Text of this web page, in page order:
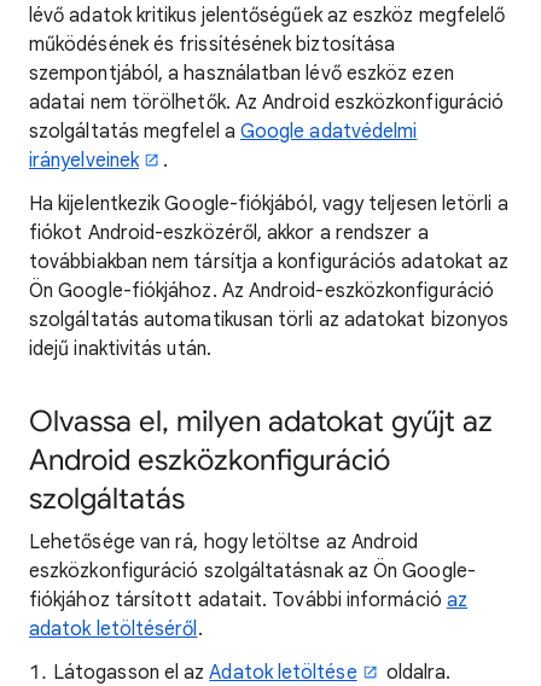
lévő adatok kritikus jelentőségűek az eszköz megfelelő
működésének és frissítésének biztosítása
szempontjából, a használatban lévő eszköz ezen
adatai nem törölhetők. Az Android eszközkonfiguráció
szolgáltatás megfelel a Google adatvédelmi
irányelveinek
.
Ha kijelentkezik Google-fiókjából, vagy teljesen letörli a
fiókot Android-eszközéről, akkor a rendszer a
továbbiakban nem társítja a konfigurációs adatokat az
Ön Google-fiókjához. Az Android-eszközkonfiguráció
szolgáltatás automatikusan törli az adatokat bizonyos
idejű inaktivitás után.
Olvassa el, milyen adatokat gyűjt az
Android eszközkonfiguráció
szolgáltatás
Lehetősége van rá, hogy letöltse az Android
eszközkonfiguráció szolgáltatásnak az Ön Google-
fiókjához társított adatait. További információ az
adatok letöltéséről.
Látogasson el azAdatok letöltése
oldalra.